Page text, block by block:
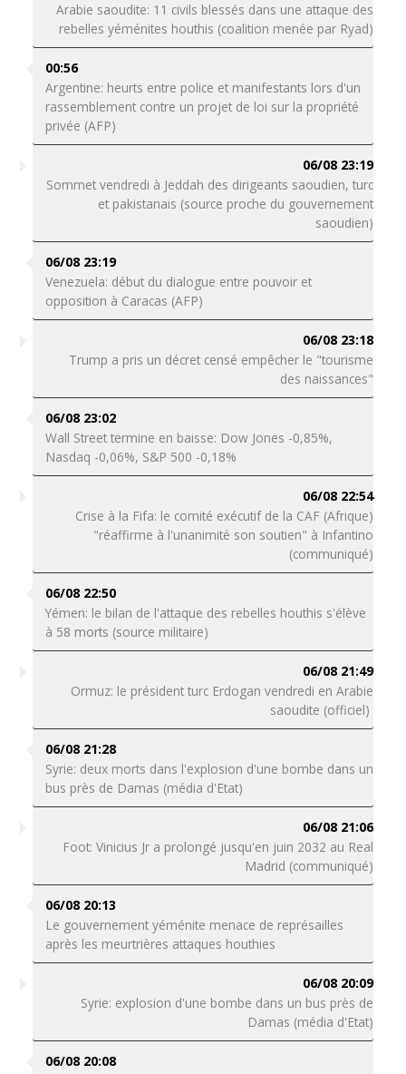
Arabie saoudite: 11 civils blessés dans une attaque des
rebelles yéménites houthis (coalition menée par Ryad)
00:56
Argentine: heurts entre police et manifestants lors d'un
rassemblement contre un projet de loi sur la propriété
privée (AFP)
06/08 23:19
Sommet vendredi à Jeddah des dirigeants saoudien, turc
et pakistanais (source proche du gouvernement
saoudien)
06/08 23:19
Venezuela: début du dialogue entre pouvoir et
opposition à Caracas (AFP)
06/08 23:18
Trump a pris un décret censé empêcher le "tourisme
des naissances"
06/08 23:02
Wall Street termine en baisse: Dow Jones -0,85%,
Nasdaq -0,06%, S&P 500 -0,18%
06/08 22:54
Crise à la Fifa: le comité exécutif de la CAF (Afrique)
"réaffirme à l'unanimité son soutien" à Infantino
(communiqué)
06/08 22:50
Yémen: le bilan de l'attaque des rebelles houthis s'élève
à 58 morts (source militaire)
06/08 21:49
Ormuz: le président turc Erdogan vendredi en Arabie
saoudite (officiel)
06/08 21:28
Syrie: deux morts dans l'explosion d'une bombe dans un
bus près de Damas (média d'Etat)
06/08 21:06
Foot: Vinicius Jr a prolongé jusqu'en juin 2032 au Real
Madrid (communiqué)
06/08 20:13
Le gouvernement yéménite menace de représailles
après les meurtrières attaques houthies
06/08 20:09
Syrie: explosion d'une bombe dans un bus près de
Damas (média d'Etat)
06/08 20:08